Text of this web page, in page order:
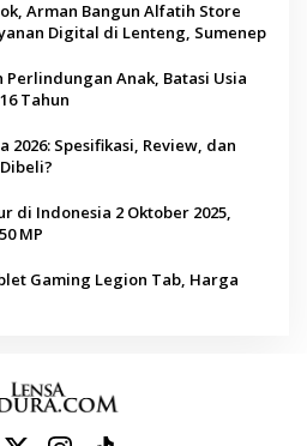
Arman Bangun Alfatih Store
Digital di Lenteng, Sumenep
Anak, Batasi Usia
Tahun
2026: Spesifikasi, Review, dan
di Indonesia 2 Oktober 2025,
MP
Gaming Legion Tab, Harga